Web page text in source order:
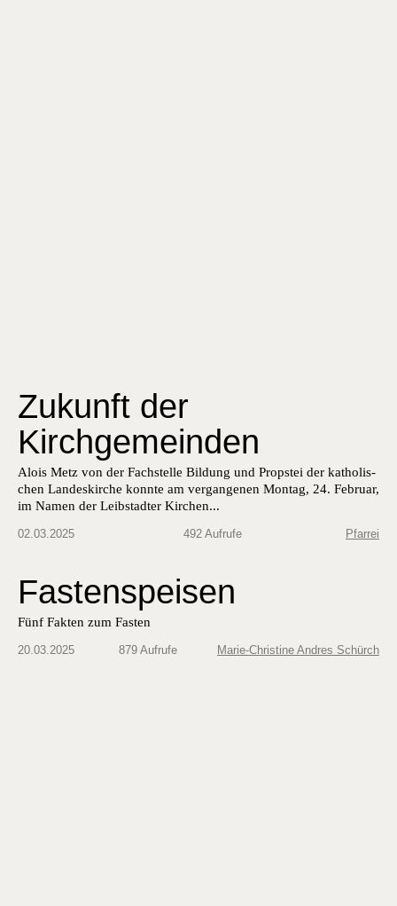
Zukunft der
Kirchgemeinden
Alois Metz von der Fach­stelle Bil­dung und Prop­stei der katholis­
chen Lan­deskirche kon­nte am ver­gan­genen Mon­tag, 24. Feb­ru­ar,
im Namen der Leib­stadter Kirchen...
02.03.2025 492 Aufrufe Pfarrei
Fastenspeisen
Fünf Fakten zum Fasten
20.03.2025 879 Aufrufe Marie-Christine Andres Schürch